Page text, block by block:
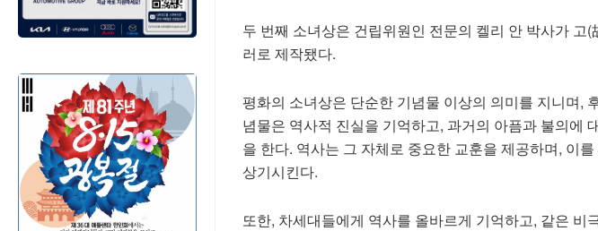
두 번째 소녀상은 건립위원인 전문의 켈리 안 박사가 고
러로 제작됐다.
평화의 소녀상은 단순한 기념물 이상의 의미를 지니며,
념물은 역사적 진실을 기억하고, 과거의 아픔과 불의에
을 한다. 역사는 그 자체로 중요한 교훈을 제공하며, 이
상기시킨다.
또한, 차세대들에게 역사를 올바르게 기억하고, 같은 비